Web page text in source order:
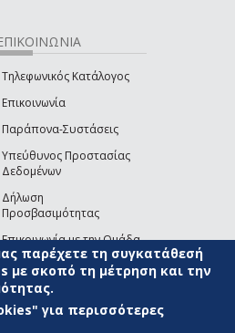
Τηλεφωνικός Κατάλογος
Επικοινωνία
Παράπονα-Συστάσεις
Υπεύθυνος Προστασίας
Δεδομένων
Δήλωση
Προσβασιμότητας
Επικοινωνία με την Ομάδα
Ανάπτυξης του site(link sends e-mail)
ΧΡΗΣΗΣ
παρέχετε τη συγκατάθεσή
με σκοπό τη μέτρηση και την
για περισσότερες